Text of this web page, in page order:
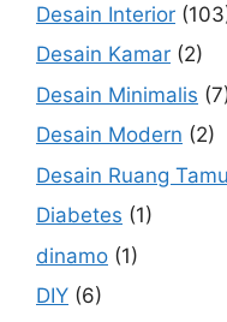
Desain Interior
Desain Kamar (2)
Desain Minimalis
Desain Modern (2)
Desain Ruang Tamu
Diabetes (1)
dinamo (1)
DIY (6)